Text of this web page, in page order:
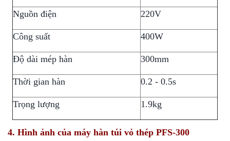
Nguồn điện 220V
Công suất 400W
Độ dài mép hàn 300mm
Thời gian hàn 0.2 - 0.5s
Trọng lượng 1.9kg
4. Hình ảnh của máy hàn túi vỏ thép PFS-300